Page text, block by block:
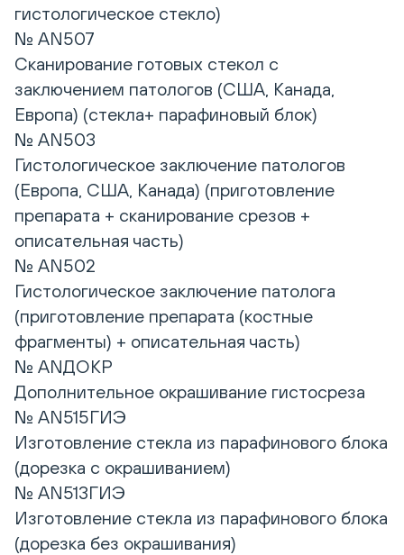
гистологическое стекло)
№ AN507
Сканирование готовых стекол с
заключением патологов (США, Канада,
Европа) (стекла+ парафиновый блок)
№ AN503
Гистологическое заключение патологов
(Европа, США, Канада) (приготовление
препарата + сканирование срезов +
описательная часть)
№ AN502
Гистологическое заключение патолога
(приготовление препарата (костные
фрагменты) + описательная часть)
№ ANДОКР
Дополнительное окрашивание гистосреза
№ AN515ГИЭ
Изготовление стекла из парафинового блока
(дорезка с окрашиванием)
№ AN513ГИЭ
Изготовление стекла из парафинового блока
(дорезка без окрашивания)